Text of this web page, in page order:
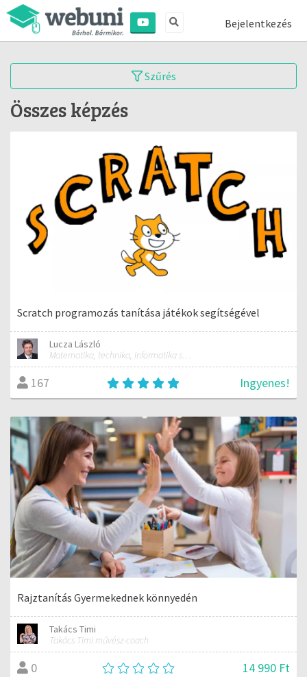
Bejelentkezés
Szűrés
Összes képzés
Scratch programozás tanítása játékok segítségével
Lucza László
Matematika, technika, informatika szakos általános iskolai tanár; mentorpedagógus, mestertanár
167 Ingyenes!
Rajztanítás Gyermekednek könnyedén
Takács Timi
Takács Timi művész-coach
0 14 990 Ft